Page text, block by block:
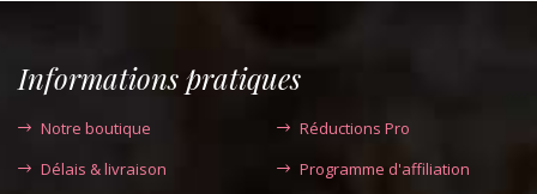
Informations pratiques
Notre boutique
Délais & livraison
Réductions Pro
Programme d'affiliation